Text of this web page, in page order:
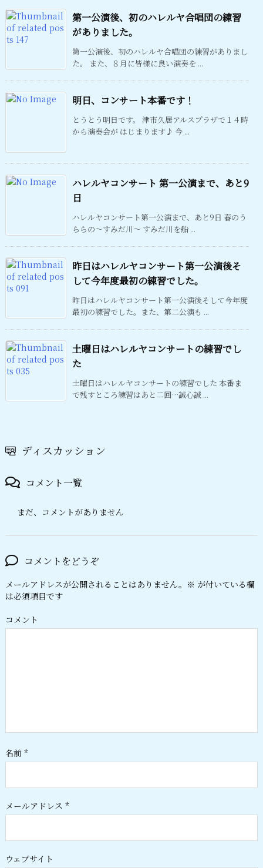
第一公演後、初のハレルヤ合唱団の練習
がありました。
第一公演後、初のハレルヤ合唱団の練習がありまし
た。 また、８月に皆様に良い演奏を ...
明日、コンサート本番です！
とうとう明日です。 津市久居アルスプラザで１４時
から演奏会が はじまります♪ 今 ...
ハレルヤコンサート 第一公演まで、あと9
日
ハレルヤコンサート第一公演まで、あと9日 春のう
ららの～すみだ川～ すみだ川を船 ...
昨日はハレルヤコンサート第一公演後そ
して今年度最初の練習でした。
昨日はハレルヤコンサート第一公演後そして今年度
最初の練習でした。また、第二公演も ...
土曜日はハレルヤコンサートの練習でし
た
土曜日はハレルヤコンサートの練習でした 本番ま
で残すところ練習はあと二回…誠心誠 ...
ディスカッション
コメント一覧
まだ、コメントがありません
コメントをどうぞ
メールアドレスが公開されることはありません。 ※ が付いている欄
は必須項目です
コメント
名前 *
メールアドレス *
ウェブサイト